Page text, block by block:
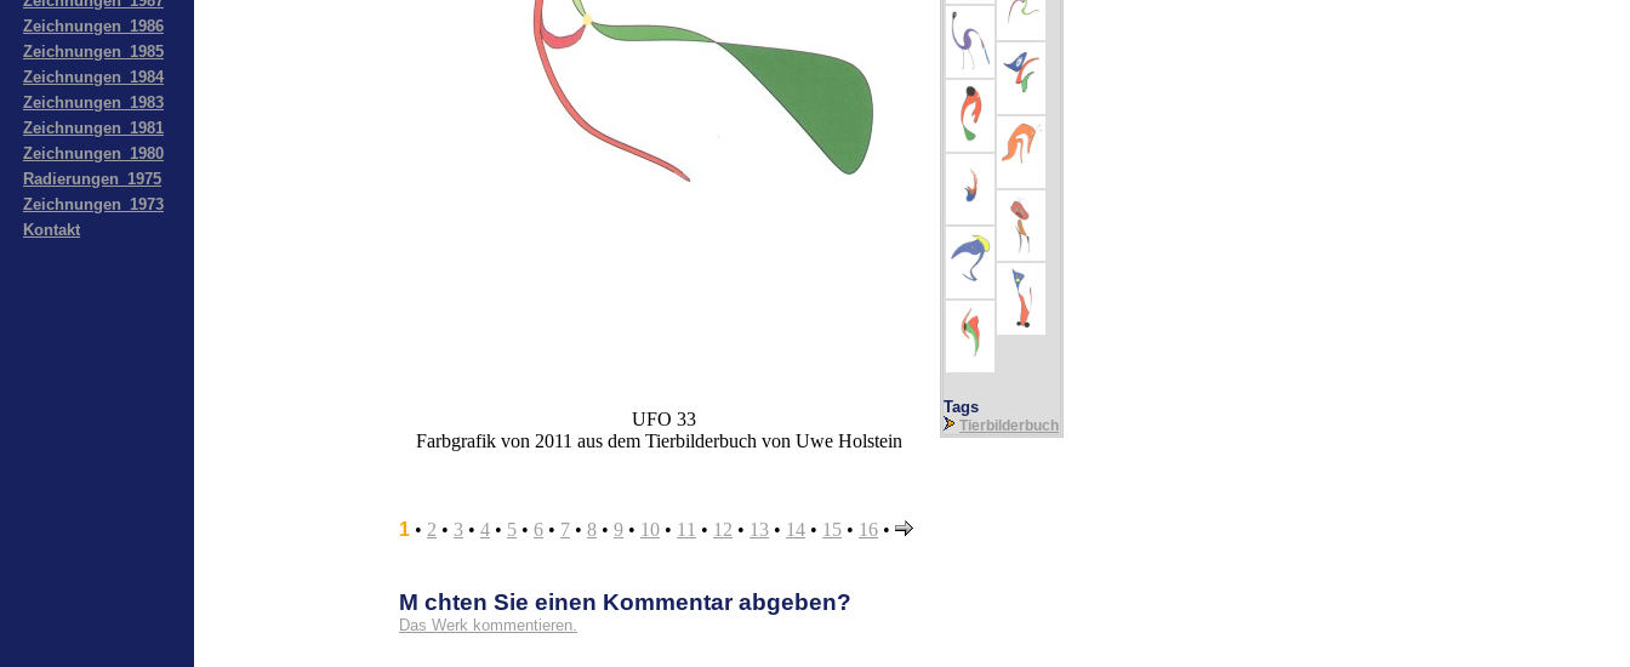
Zeichnungen_1986
Zeichnungen_1985
Zeichnungen_1984
Zeichnungen_1983
Zeichnungen_1981
Zeichnungen_1980
Radierungen_1975
Zeichnungen_1973
Kontakt
UFO 33
Farbgrafik von 2011 aus dem Tierbilderbuch von Uwe Holstein
1 • 2 • 3 • 4 • 5 • 6 • 7 • 8 • 9 • 10 • 11 • 12 • 13 • 14 • 15 • 16 •
Tags
Tierbilderbuch
M chten Sie einen Kommentar abgeben?
Das Werk kommentieren.